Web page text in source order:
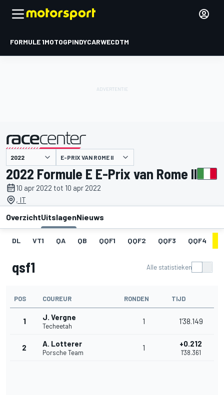
FORMULE 1MOTOGPINDYCARWECDTM
gepresenteerd door E-PRIX VAN ROME II
2022 Formule E E-Prix van Rome II
10 apr 2022 tot 10 apr 2022
, IT
OverzichtUitslagenNieuws
DL VT1 QA QB QQF1 QQF2 QQF3 QQF4
qsf1 Alle statistieken
POS COUREUR RONDEN TIJD
1 J. Vergne
Techeetah
1 1'38.149
2 A. Lotterer
Porsche Team
1 +0.212
1'38.361